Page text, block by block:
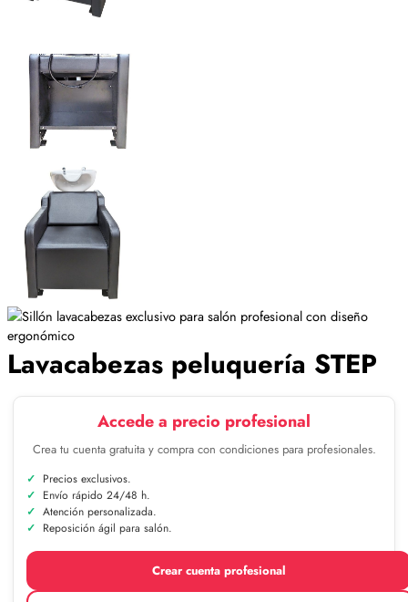
Lavacabezas peluquería STEP
Accede a precio profesional
Crea tu cuenta gratuita y compra con condiciones para profesionales.
Precios exclusivos.
Envío rápido 24/48 h.
Atención personalizada.
Reposición ágil para salón.
Crear cuenta profesional